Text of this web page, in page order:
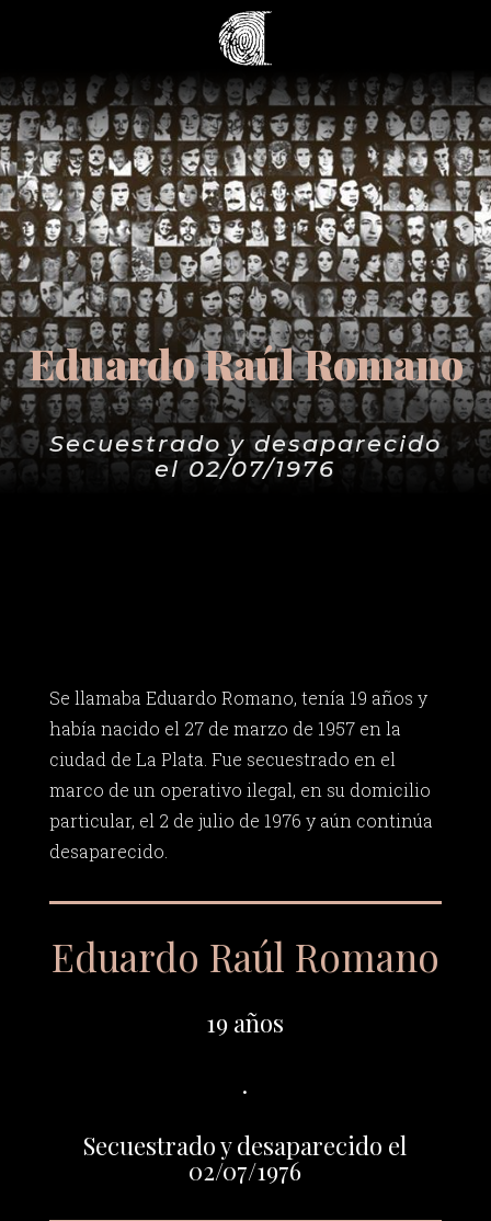
Eduardo Raúl Romano
Secuestrado y desaparecido
el 02/07/1976
Se llamaba Eduardo Romano, tenía 19 años y
había nacido el 27 de marzo de 1957 en la
ciudad de La Plata. Fue secuestrado en el
marco de un operativo ilegal, en su domicilio
particular, el 2 de julio de 1976 y aún continúa
desaparecido.
Eduardo Raúl Romano
19 años
.
Secuestrado y desaparecido el
02/07/1976